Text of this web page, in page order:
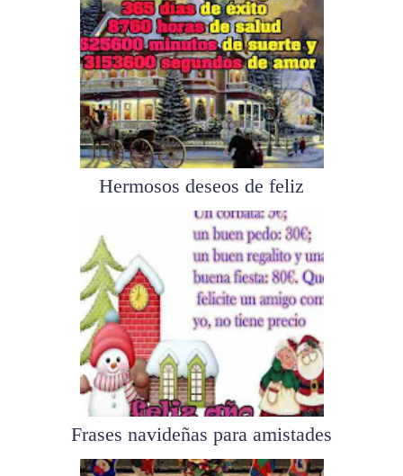
Hermosos deseos de feliz
navidad pa...
Frases navideñas para amistades
y a...